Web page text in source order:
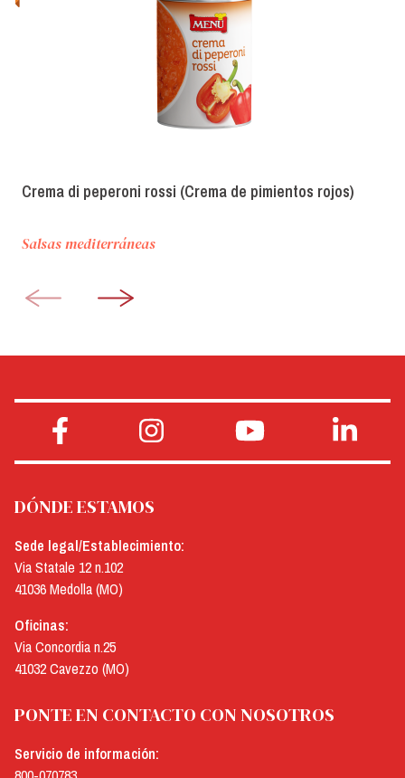
Crema di peperoni rossi (Crema de pimientos rojos)
Salsas mediterráneas
DÓNDE ESTAMOS
Sede legal/Establecimiento:
Via Statale 12 n.102
41036 Medolla (MO)
Oficinas:
Via Concordia n.25
41032 Cavezzo (MO)
PONTE EN CONTACTO CON NOSOTROS
Servicio de información: